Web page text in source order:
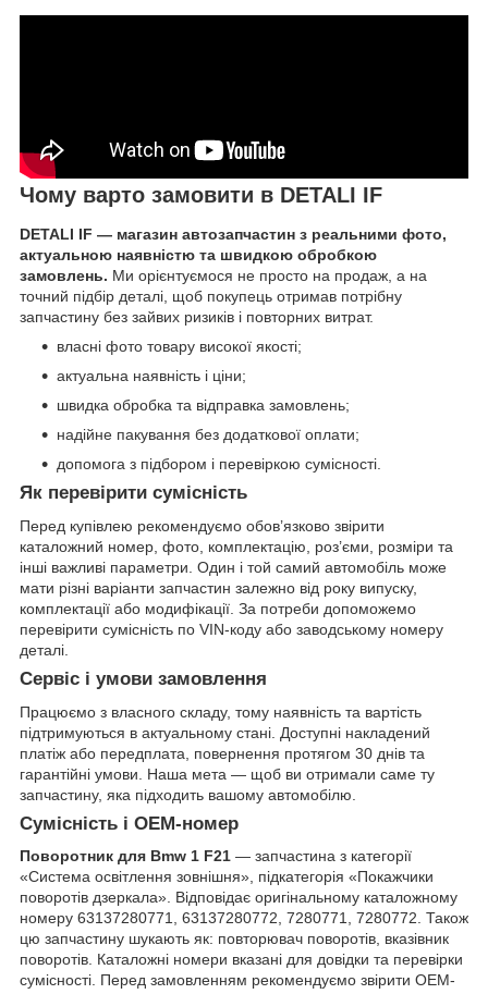
Чому варто замовити в DETALI IF
DETALI IF — магазин автозапчастин з реальними фото,
актуальною наявністю та швидкою обробкою
замовлень. Ми орієнтуємося не просто на продаж, а на
точний підбір деталі, щоб покупець отримав потрібну
запчастину без зайвих ризиків і повторних витрат.
власні фото товару високої якості;
актуальна наявність і ціни;
швидка обробка та відправка замовлень;
надійне пакування без додаткової оплати;
допомога з підбором і перевіркою сумісності.
Як перевірити сумісність
Перед купівлею рекомендуємо обов’язково звірити
каталожний номер, фото, комплектацію, роз’єми, розміри та
інші важливі параметри. Один і той самий автомобіль може
мати різні варіанти запчастин залежно від року випуску,
комплектації або модифікації. За потреби допоможемо
перевірити сумісність по VIN-коду або заводському номеру
деталі.
Сервіс і умови замовлення
Працюємо з власного складу, тому наявність та вартість
підтримуються в актуальному стані. Доступні накладений
платіж або передплата, повернення протягом 30 днів та
гарантійні умови. Наша мета — щоб ви отримали саме ту
запчастину, яка підходить вашому автомобілю.
Сумісність і OEM-номер
Поворотник для Bmw 1 F21 — запчастина з категорії
«Система освітлення зовнішня», підкатегорія «Покажчики
поворотів дзеркала». Відповідає оригінальному каталожному
номеру 63137280771, 63137280772, 7280771, 7280772. Також
цю запчастину шукають як: повторювач поворотів, вказівник
поворотів. Каталожні номери вказані для довідки та перевірки
сумісності. Перед замовленням рекомендуємо звірити OEM-